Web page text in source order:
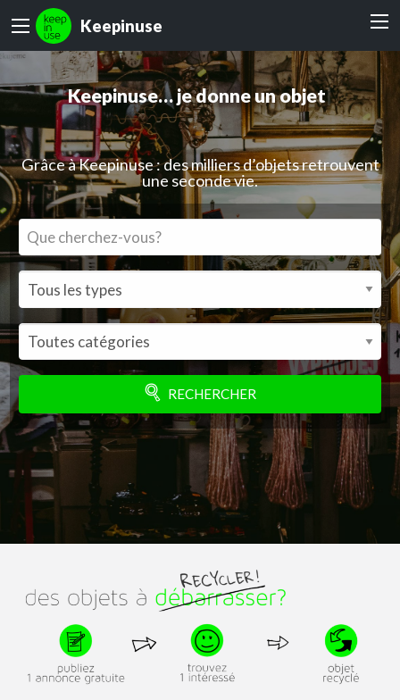
Keepinuse
Keepinuse…les petites annonces d'objets
donnés en|
Grâce à Keepinuse : des milliers d’objets retrouvent
une seconde vie.
RECHERCHER